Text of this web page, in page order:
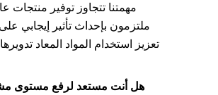
مهمتنا تتجاوز توفير منتجات
ملتزمون بإحداث تأثير إيجابي
تعزيز استخدام المواد المعاد
هل أنت مستعد لرفع مستوى